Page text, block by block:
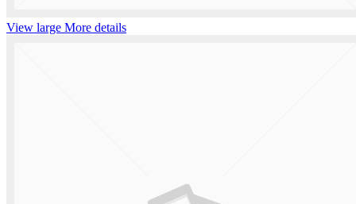
View large More details